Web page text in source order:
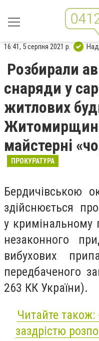
16:41, 5 серпня 2021 р.
Розбирали
снаряди у
житлових
майстерні
ПРОКУРАТУРА
Бердичівською
здійснюється
у кримінальному
незаконного
вибухових
передбаченого
263 КК України).
Читайте також:
заздрістю